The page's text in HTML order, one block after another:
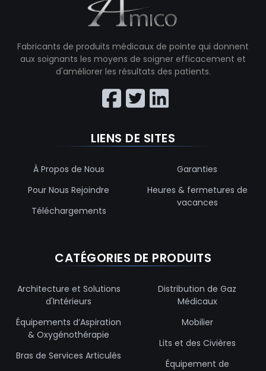
Fabricants de produits médicaux de pointe qui donnent
aux soignants les moyens de soigner efficacement et
d'améliorer les résultats des patients.
LIENS DE SITES
À Propos de Nous
Pour Nous Rejoindre
Téléchargements
Garanties
Heures & fermetures de
vacances
CATÉGORIES DE PRODUITS
Architecture et Solutions
d'Intérieurs
Équipements d’Aspiration
& Oxygénothérapie
Bras de Services Articulés
Distribution de Gaz
Médicaux
Mobilier
Lits et des Civières
Équipement de